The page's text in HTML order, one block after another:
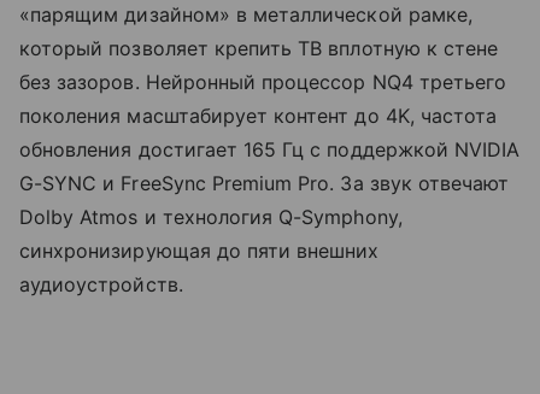
«парящим дизайном» в металлической рамке,
который позволяет крепить ТВ вплотную к стене
без зазоров. Нейронный процессор NQ4 третьего
поколения масштабирует контент до 4K, частота
обновления достигает 165 Гц с поддержкой NVIDIA
G-SYNC и FreeSync Premium Pro. За звук отвечают
Dolby Atmos и технология Q-Symphony,
синхронизирующая до пяти внешних
аудиоустройств.